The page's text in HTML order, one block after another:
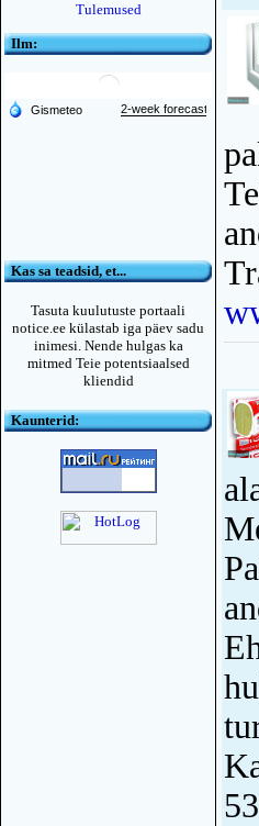
Tulemused
Ilm:
Kas sa teadsid, et...
Tasuta kuulutuste portaali
notice.ee külastab iga päev sadu
inimesi. Nende hulgas ka
mitmed Teie potentsiaalsed
kliendid
Kaunterid: